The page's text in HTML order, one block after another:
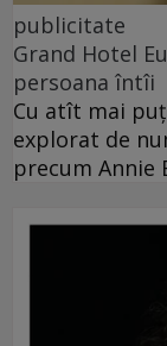
publicitate
Grand Hotel
persoana întîi
Cu atît mai
explorat de
precum Annie